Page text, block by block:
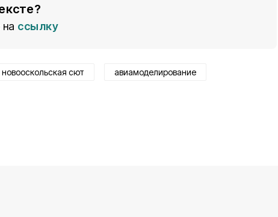
ссылку
новооскольская сют авиамоделирование